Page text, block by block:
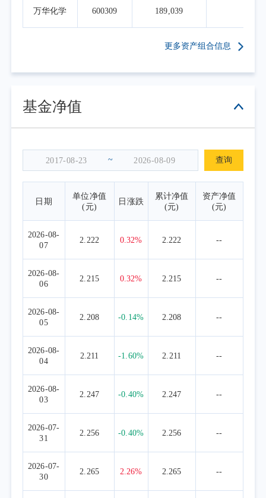
万华化学 600309 189,039
更多资产组合信息
基金净值
~ 查询
日期
单位净值
(元)
日涨跌
累计净值
(元)
资产净值
(元)
2026-08-
07
2.222 0.32% 2.222 --
2026-08-
06
2.215 0.32% 2.215 --
2026-08-
05
2.208 -0.14% 2.208 --
2026-08-
04
2.211 -1.60% 2.211 --
2026-08-
03
2.247 -0.40% 2.247 --
2026-07-
31
2.256 -0.40% 2.256 --
2026-07-
30
2.265 2.26% 2.265 --